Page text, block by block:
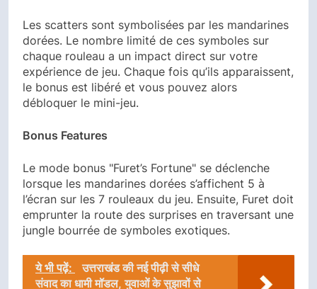
Les scatters sont symbolisées par les mandarines
dorées. Le nombre limité de ces symboles sur
chaque rouleau a un impact direct sur votre
expérience de jeu. Chaque fois qu’ils apparaissent,
le bonus est libéré et vous pouvez alors
débloquer le mini-jeu.
Bonus Features
Le mode bonus "Furet’s Fortune" se déclenche
lorsque les mandarines dorées s’affichent 5 à
l’écran sur les 7 rouleaux du jeu. Ensuite, Furet doit
emprunter la route des surprises en traversant une
jungle bourrée de symboles exotiques.
ये भी पढ़ें:
उत्तराखंड की नई पीढ़ी से सीधे
संवाद का धामी मॉडल, युवाओं के सुझावों से